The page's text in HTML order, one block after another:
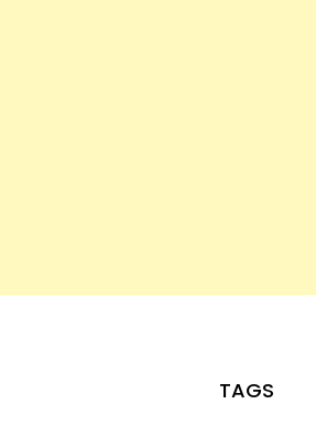
TAGS